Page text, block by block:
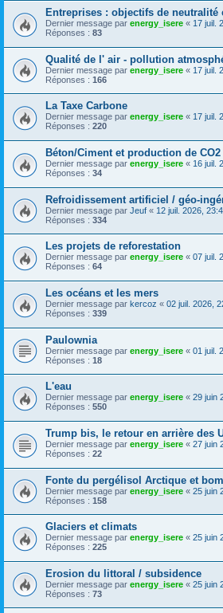
Entreprises : objectifs de neutralité
Dernier message par energy_isere « 17 juil.
Réponses : 83
Qualité de l' air - pollution
Dernier message par energy_isere « 17 juil.
Réponses : 166
La Taxe Carbone
Dernier message par energy_isere « 17 juil.
Réponses : 220
Béton/Ciment et production de CO2
Dernier message par energy_isere « 16 juil.
Réponses : 34
Refroidissement artificiel / géo-
Dernier message par Jeuf « 12 juil. 2026,
Réponses : 334
Les projets de reforestation
Dernier message par energy_isere « 07 juil.
Réponses : 64
Les océans et les mers
Dernier message par kercoz « 02 juil. 2026,
Réponses : 339
Paulownia
Dernier message par energy_isere « 01 juil.
Réponses : 18
L'eau
Dernier message par energy_isere « 29 juin
Réponses : 550
Trump bis, le retour en arrière des
Dernier message par energy_isere « 27 juin
Réponses : 22
Fonte du pergélisol Arctique et
Dernier message par energy_isere « 25 juin
Réponses : 158
Glaciers et climats
Dernier message par energy_isere « 25 juin
Réponses : 225
Erosion du littoral / subsidence
Dernier message par energy_isere « 25 juin
Réponses : 73